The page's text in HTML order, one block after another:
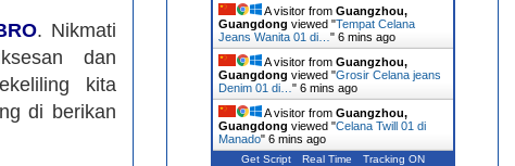
. Nikmati
dan
kita
di berikan
A visitor from Guangzhou,
Guangdong viewed "Tempat Celana
Jeans Wanita 01 di… " 6 mins ago
A visitor from Guangzhou,
Guangdong viewed "Grosir Celana jeans
Denim 01 di… " 6 mins ago
A visitor from Guangzhou,
Guangdong viewed "Celana Twill 01 di
Manado" 6 mins ago
Get Script Real Time Tracking ON